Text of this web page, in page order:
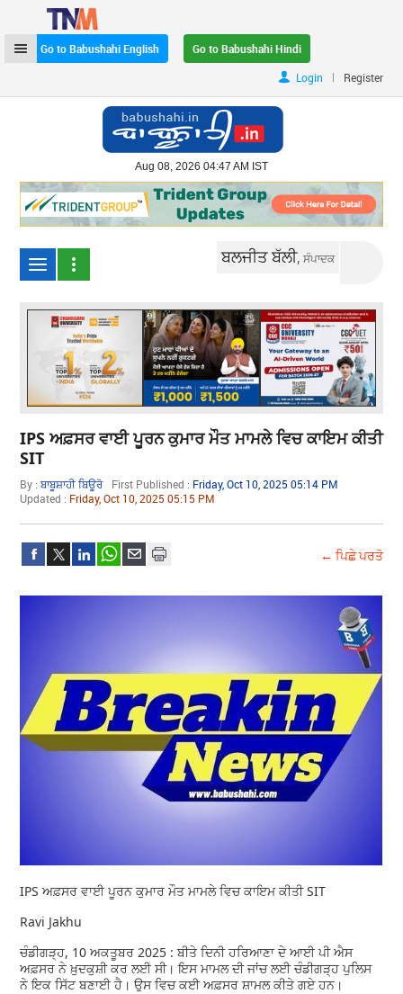
Go to Babushahi English
Go to Babushahi Hindi
Login
| Register
Aug 08, 2026 04:47 AM IST
ਬਲਜੀਤ ਬੱਲੀ,ਸੰਪਾਦਕ
IPS ਅਫ਼ਸਰ ਵਾਈ ਪੂਰਨ ਕੁਮਾਰ ਮੌਤ ਮਾਮਲੇ ਵਿਚ ਕਾਇਮ ਕੀਤੀ
SIT
By :ਬਾਬੂਸ਼ਾਹੀ ਬਿਊਰੋ First Published : Friday, Oct 10, 2025 05:14 PM
Updated : Friday, Oct 10, 2025 05:15 PM
← ਪਿਛੇ ਪਰਤੋ
IPS ਅਫ਼ਸਰ ਵਾਈ ਪੂਰਨ ਕੁਮਾਰ ਮੌਤ ਮਾਮਲੇ ਵਿਚ ਕਾਇਮ ਕੀਤੀ SIT
Ravi Jakhu
ਚੰਡੀਗੜ੍ਹ, 10 ਅਕਤੂਬਰ 2025 : ਬੀਤੇ ਦਿਨੀ ਹਰਿਆਣਾ ਦੇ ਆਈ ਪੀ ਐਸ
ਅਫ਼ਸਰ ਨੇ ਖ਼ੁਦਕੁਸ਼ੀ ਕਰ ਲਈ ਸੀ। ਇਸ ਮਾਮਲ ਦੀ ਜਾਂਚ ਲਈ ਚੰਡੀਗੜ੍ਹ ਪੁਲਿਸ
ਨੇ ਇਕ ਸਿੱਟ ਬਣਾਈ ਹੈ। ਉਸ ਵਿਚ ਕਈ ਅਫ਼ਸਰ ਸ਼ਾਮਲ ਕੀਤੇ ਗਏ ਹਨ।